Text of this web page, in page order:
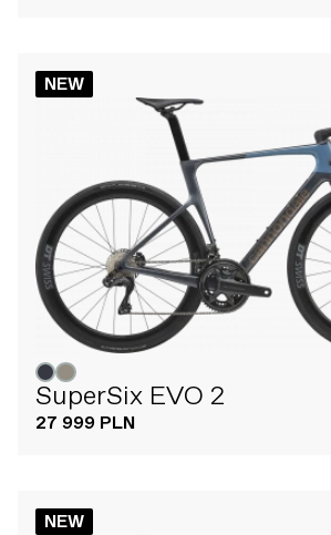
NEW
SuperSix EVO 2
27 999 PLN
NEW